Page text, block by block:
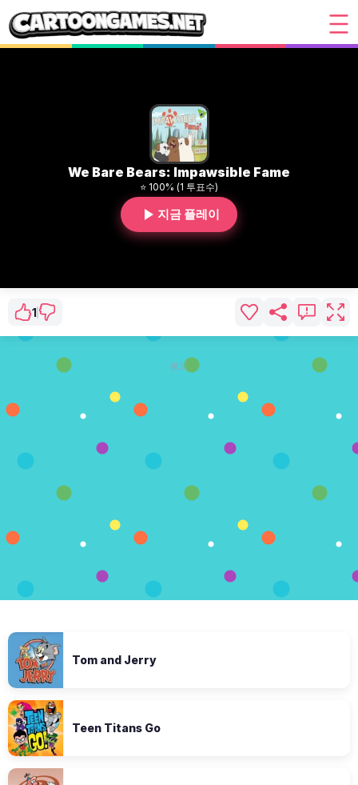
We Bare Bears: Impawsible Fame
⭐ 100% (1 투표수)
지금 플레이
1
광고
Tom and Jerry
Teen Titans Go